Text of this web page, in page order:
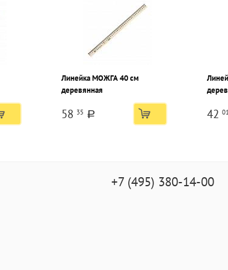
Линейка МОЖГА 40 см
деревянная
58 35 a 42 01
+7 (495) 380-14-00